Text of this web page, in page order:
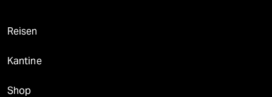
Reisen
Kantine
Shop